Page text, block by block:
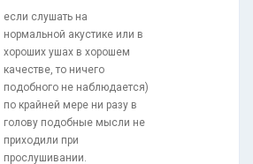
если слушать на
нормальной акустике или в
хороших ушах в хорошем
качестве, то ничего
подобного не наблюдается)
по крайней мере ни разу в
голову подобные мысли не
приходили при
прослушивании.